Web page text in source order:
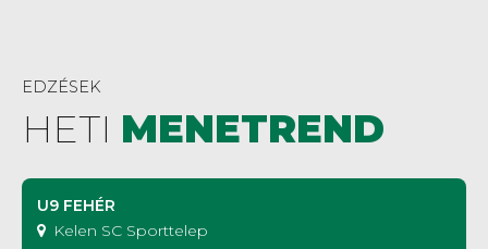
EDZÉSEK
HETI MENETREND
U9 FEHÉR
Kelen SC Sporttelep